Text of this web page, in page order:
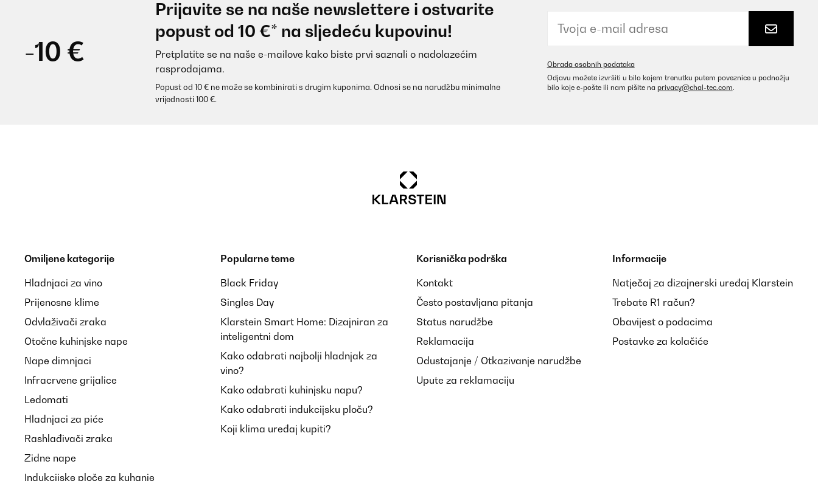
war für den JGA; habe vorher aber ein paar Fragekarten aussortiert, welche nicht so gepasst hatten; es war eine sehr lustige Fragestunde - wir haben viel gelacht und
Amazon-Benutzer
POTVRĐENI PREGLED 24/04/2024
Amazon-Benutzer Prevedi
04/02/2024
Macht Spaß und lockert das Treffen auf
Amazon-Benutzer
Scheint interessant zu sein. Kann noch nichts dazu sagen, da es ein Geschenk ist.
-10 €
Prijavite se na naše newslettere i ostvarite
popust od 10 €* na sljedeću kupovinu!
Pretplatite se na naše e-mailove kako biste prvi saznali o nadolazećim
rasprodajama.
Popust od 10 € ne može se kombinirati s drugim kuponima. Odnosi se na narudžbu minimalne
vrijednosti 100 €.
Obrada osobnih podataka
Odjavu možete izvršiti u bilo kojem trenutku putem poveznice u podnožju
bilo koje e-pošte ili nam pišite na privacy@chal-tec.com.
Omiljene kategorije
Hladnjaci za vino
Prijenosne klime
Odvlaživači zraka
Otočne kuhinjske nape
Nape dimnjaci
Infracrvene grijalice
Ledomati
Hladnjaci za piće
Rashlađivači zraka
Zidne nape
Indukcijske ploče za kuhanje
Popularne teme
Black Friday
Singles Day
Klarstein Smart Home: Dizajniran za
inteligentni dom
Kako odabrati najbolji hladnjak za
vino?
Kako odabrati kuhinjsku napu?
Kako odabrati indukcijsku ploču?
Koji klima uređaj kupiti?
Korisnička podrška
Kontakt
Često postavljana pitanja
Status narudžbe
Reklamacija
Odustajanje / Otkazivanje narudžbe
Upute za reklamaciju
Informacije
Natječaj za dizajnerski uređaj Klarstein
Trebate R1 račun?
Obavijest o podacima
Postavke za kolačiće